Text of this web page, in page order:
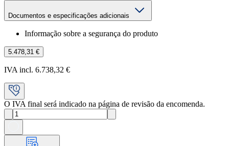
Documentos e especificações adicionais
Informação sobre a segurança do produto
5.478,31 €
IVA incl. 6.738,32 €
O IVA final será indicado na página de revisão da encomenda.